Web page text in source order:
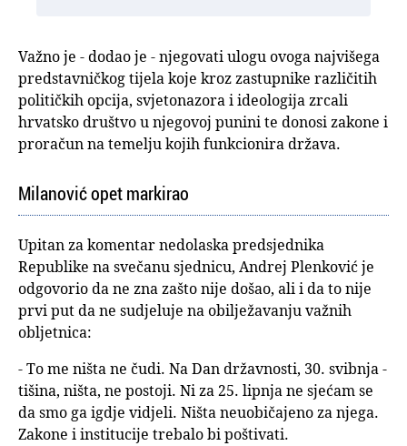
Važno je - dodao je - njegovati ulogu ovoga najvišega
predstavničkog tijela koje kroz zastupnike različitih
političkih opcija, svjetonazora i ideologija zrcali
hrvatsko društvo u njegovoj punini te donosi zakone i
proračun na temelju kojih funkcionira država.
Milanović opet markirao
Upitan za komentar nedolaska predsjednika
Republike na svečanu sjednicu, Andrej Plenković je
odgovorio da ne zna zašto nije došao, ali i da to nije
prvi put da ne sudjeluje na obilježavanju važnih
obljetnica:
- To me ništa ne čudi. Na Dan državnosti, 30. svibnja -
tišina, ništa, ne postoji. Ni za 25. lipnja ne sjećam se
da smo ga igdje vidjeli. Ništa neuobičajeno za njega.
Zakone i institucije trebalo bi poštivati.